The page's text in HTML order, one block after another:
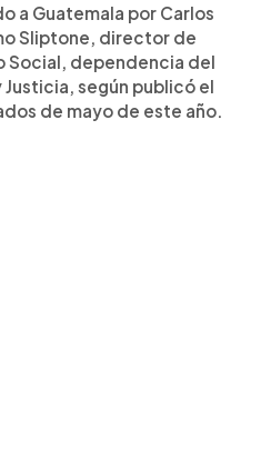
a Guatemala por Carlos
Sliptone, director de
Social, dependencia del
según publicó el
de mayo de este año.